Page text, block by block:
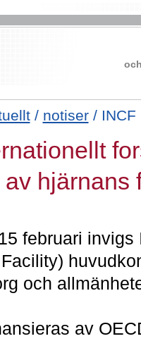
/ notiser/ INCF
hjärnans
februari
och
av